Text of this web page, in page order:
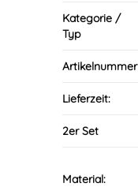
Kategorie /
Typ
Artikelnummer
Lieferzeit:
2er Set
Material: